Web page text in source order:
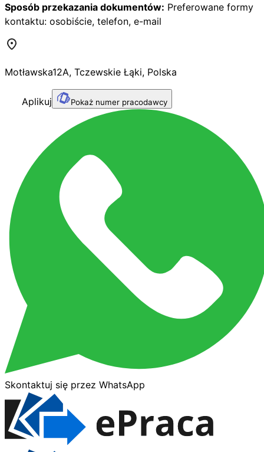
Sposób przekazania dokumentów: Preferowane formy
kontaktu: osobiście, telefon, e-mail
Motławska12A, Tczewskie Łąki, Polska
Aplikuj Pokaż numer pracodawcy
Skontaktuj się przez WhatsApp